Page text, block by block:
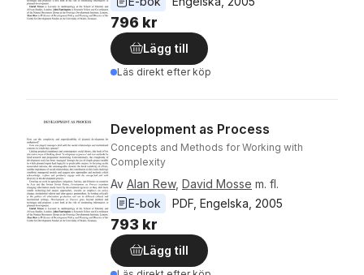
796 kr
Lägg till
Läs direkt efter köp
Development as Process
Concepts and Methods for Working with
Complexity
Av Alan Rew, David Mosse m. fl.
E-bok
PDF Engelska 2005
793 kr
Lägg till